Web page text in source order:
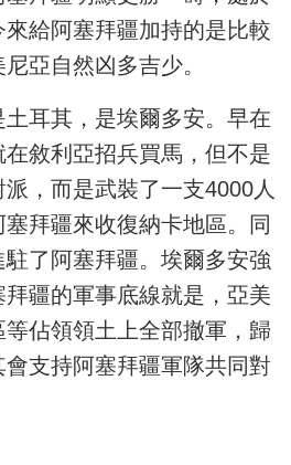
給阿塞拜疆加持的是比較
亞自然凶多吉少。
耳其，是埃爾多安。早在
敘利亞招兵買馬，但不是
，而是武裝了一支4000人
拜疆來收復納卡地區。同
了阿塞拜疆。埃爾多安強
疆的軍事底線就是，亞美
佔領領土上全部撤軍，歸
支持阿塞拜疆軍隊共同對